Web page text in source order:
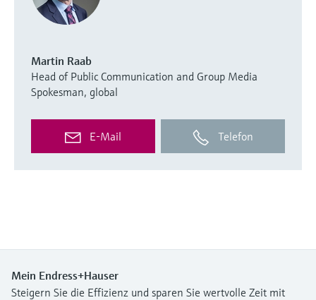
Martin Raab
Head of Public Communication and Group Media
Spokesman, global
E-Mail Telefon
Mein Endress+Hauser
Steigern Sie die Effizienz und sparen Sie wertvolle Zeit mit